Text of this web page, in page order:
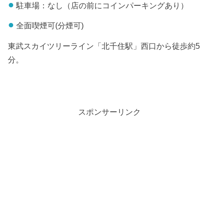
駐車場：なし（店の前にコインパーキングあり）
全面喫煙可(分煙可)
東武スカイツリーライン「北千住駅」西口から徒歩約5
分。
スポンサーリンク